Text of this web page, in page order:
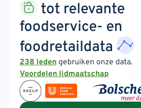
tot relevante
foodservice- en
foodretaildata
238 leden gebruiken onze data.
Voordelen lidmaatschap